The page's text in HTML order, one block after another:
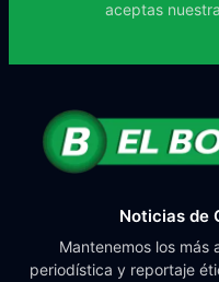
aceptas nuestra
Noticias de
Mantenemos los más
periodística y reportaje